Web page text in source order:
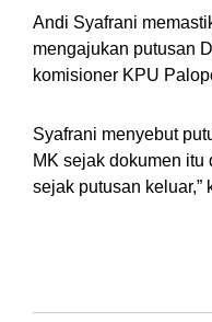
Andi Syafrani
mengajukan putusan
komisioner KPU
Syafrani menyebut
MK sejak dokumen itu
sejak putusan keluar,”